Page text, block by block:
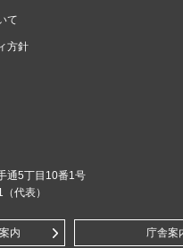
て
方針
通5丁目10番1号
代表）
内 庁舎案